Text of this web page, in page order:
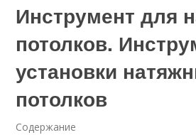
Инструмент для
потолков.
установки
потолков
Содержание